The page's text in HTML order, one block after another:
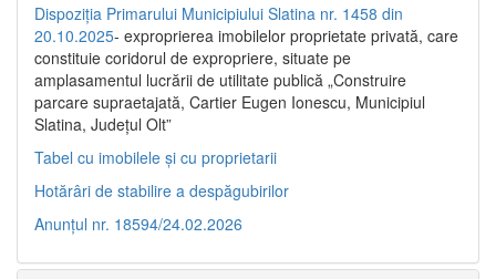
Dispoziția Primarului Municipiului Slatina nr. 1458 din
20.10.2025- exproprierea imobilelor proprietate privată, care
constituie coridorul de expropriere, situate pe
amplasamentul lucrării de utilitate publică „Construire
parcare supraetajată, Cartier Eugen Ionescu, Municipiul
Slatina, Județul Olt”
Tabel cu imobilele și cu proprietarii
Hotărâri de stabilire a despăgubirilor
Anunțul nr. 18594/24.02.2026